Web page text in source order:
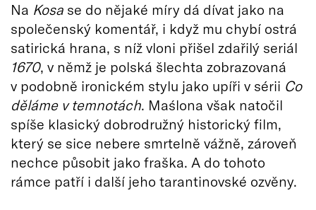
Na Kosa se do nějaké míry dá dívat jako na
společenský komentář, i když mu chybí ostrá
satirická hrana, s níž vloni přišel zdařilý seriál
1670, v němž je polská šlechta zobrazovaná
v podobně ironickém stylu jako upíři v sérii Co
děláme v temnotách. Maślona však natočil
spíše klasický dobrodružný historický film,
který se sice nebere smrtelně vážně, zároveň
nechce působit jako fraška. A do tohoto
rámce patří i další jeho tarantinovské ozvěny.